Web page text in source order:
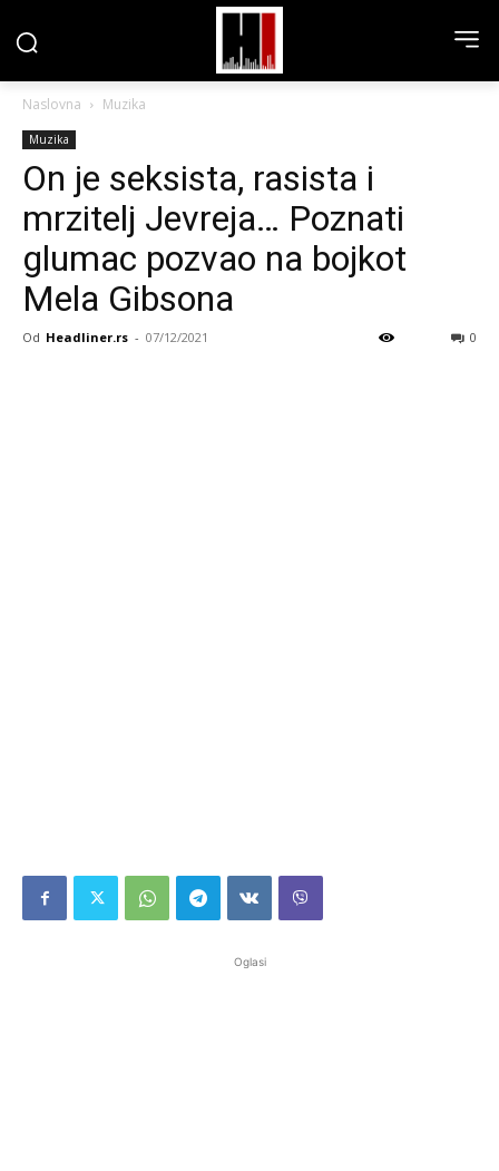
Naslovna Muzika
Muzika
On je seksista, rasista i
mrzitelj Jevreja… Poznati
glumac pozvao na bojkot
Mela Gibsona
Od Headliner.rs - 07/12/2021 0
Oglasi